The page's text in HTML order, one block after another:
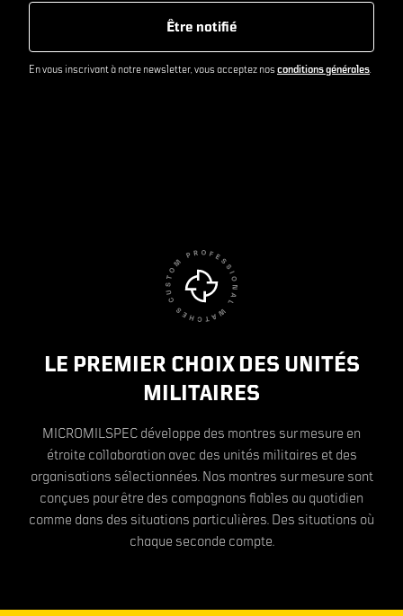
Être notifié
En vous inscrivant à notre newsletter, vous acceptez nosconditions générales
LE PREMIER CHOIX DES UNITÉS
MILITAIRES
MICROMILSPEC développe des montres sur mesure en
étroite collaboration avec des unités militaires et des
organisations sélectionnées. Nos montres sur mesure sont
conçues pour être des compagnons fiables au quotidien
comme dans des situations particulières. Des situations où
chaque seconde compte.